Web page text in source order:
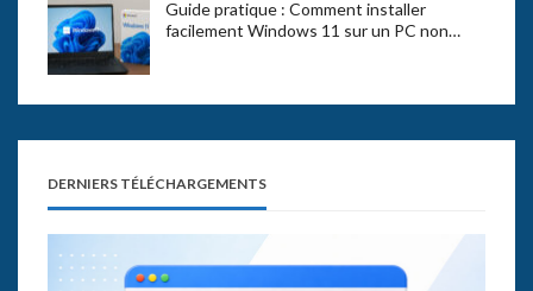
Guide pratique : Comment installer
facilement Windows 11 sur un PC non…
DERNIERS TÉLÉCHARGEMENTS